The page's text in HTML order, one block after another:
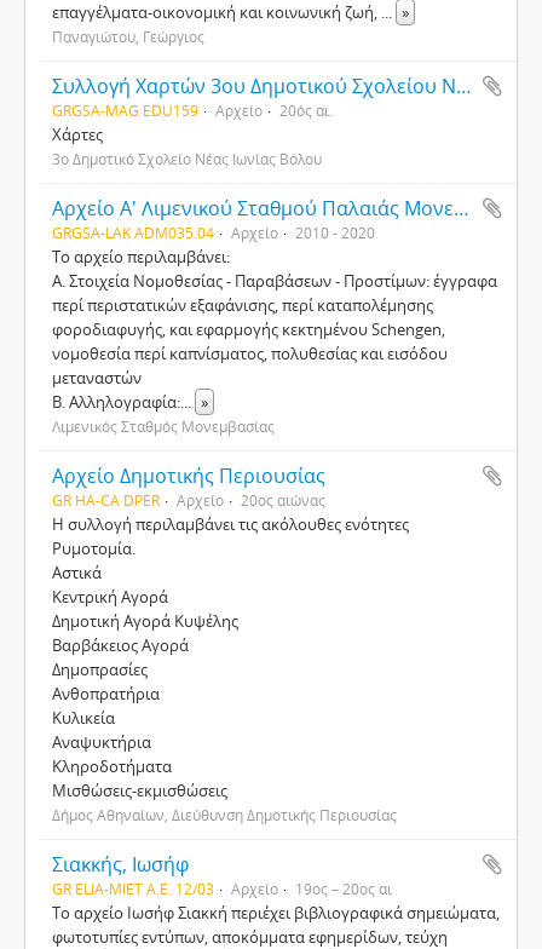
επαγγέλματα-οικονομική και κοινωνική ζωή, ... »
Παναγιώτου, Γεώργιος
Συλλογή Χαρτών 3ου Δημοτικού Σχολείου Νέας Ιωνίας Βόλου
GRGSA-MAG EDU159 Αρχείο 20ός αι.
Χάρτες
3ο Δημοτικό Σχολείο Νέας Ιωνίας Βόλου
Αρχείο Α' Λιμενικού Σταθμού Παλαιάς Μονεμβασίας
GRGSA-LAK ADM035.04 Αρχείο 2010 - 2020
Το αρχείο περιλαμβάνει:
Α. Στοιχεία Νομοθεσίας - Παραβάσεων - Προστίμων: έγγραφα
περί περιστατικών εξαφάνισης, περί καταπολέμησης
φοροδιαφυγής, και εφαρμογής κεκτημένου Schengen,
νομοθεσία περί καπνίσματος, πολυθεσίας και εισόδου
μεταναστών
Β. Αλληλογραφία:... »
Λιμενικός Σταθμός Μονεμβασίας
Αρχείο Δημοτικής Περιουσίας
GR HA-CA DPER Αρχείο 20ος αιώνας
Η συλλογή περιλαμβάνει τις ακόλουθες ενότητες
Ρυμοτομία.
Αστικά
Κεντρική Αγορά
Δημοτική Αγορά Κυψέλης
Βαρβάκειος Αγορά
Δημοπρασίες
Ανθοπρατήρια
Κυλικεία
Αναψυκτήρια
Κληροδοτήματα
Μισθώσεις-εκμισθώσεις
Δήμος Αθηναίων, Διεύθυνση Δημοτικής Περιουσίας
Σιακκής, Ιωσήφ
GR ELIA-MIET Α.Ε. 12/03 Αρχείο 19ος – 20ος αι
Το αρχείο Ιωσήφ Σιακκή περιέχει βιβλιογραφικά σημειώματα,
φωτοτυπίες εντύπων, αποκόμματα εφημερίδων, τεύχη